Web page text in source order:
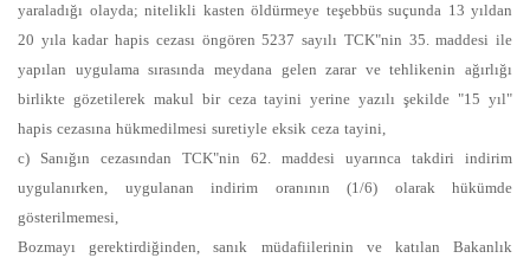
yaraladığı olayda; nitelikli kasten öldürmeye teşebbüs suçunda 13 yıldan
20 yıla kadar hapis cezası öngören 5237 sayılı TCK"nin 35. maddesi ile
yapılan uygulama sırasında meydana gelen zarar ve tehlikenin ağırlığı
birlikte gözetilerek makul bir ceza tayini yerine yazılı şekilde "15 yıl"
hapis cezasına hükmedilmesi suretiyle eksik ceza tayini,
c) Sanığın cezasından TCK"nin 62. maddesi uyarınca takdiri indirim
uygulanırken, uygulanan indirim oranının (1/6) olarak hükümde
gösterilmemesi,
Bozmayı gerektirdiğinden, sanık müdafiilerinin ve katılan Bakanlık